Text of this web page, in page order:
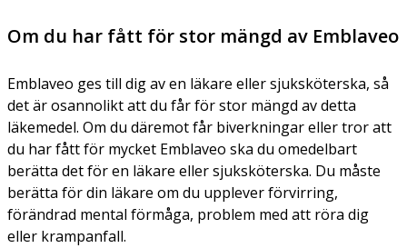
Om du har fått för stor mängd av Emblaveo
Emblaveo ges till dig av en läkare eller sjuksköterska, så
det är osannolikt att du får för stor mängd av detta
läkemedel. Om du däremot får biverkningar eller tror att
du har fått för mycket Emblaveo ska du omedelbart
berätta det för en läkare eller sjuksköterska. Du måste
berätta för din läkare om du upplever förvirring,
förändrad mental förmåga, problem med att röra dig
eller krampanfall.